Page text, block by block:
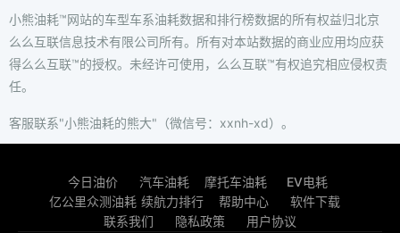
小熊油耗™网站的车型车系油耗数据和排行榜数据的所有权益归北京
么么互联信息技术有限公司所有。所有对本站数据的商业应用均应获
得么么互联™的授权。未经许可使用，么么互联™有权追究相应侵权责
任。
客服联系"小熊油耗的熊大"（微信号：xxnh-xd）。
今日油价 汽车油耗 摩托车油耗
EV电耗
亿公里众测油耗 续航力排行 帮助中心
软件下载
联系我们
隐私政策 用户协议